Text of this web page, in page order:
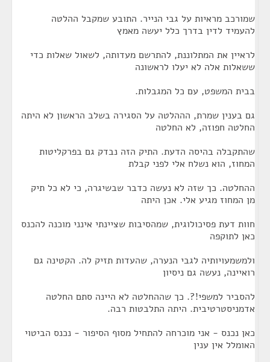
שמורכב מראיות על גבי הנייר. התובע שמקבל ההלטה
להעמיד לדין בדרך כלל יעשה מאמץ
לראיין את המתלוננת, להתרשם מעדותה, לשאול שאלות כדי
ששאלות אלה לא יעלו לראשונה
בבית המשפט, עם כל המגבלות.
גם בענין שמרת, הההלטה על הסגירה בשלב הראשון לא היתה
החלטה חפוזה, לא החלטה
שהתקבלה בהיסה הדעת. התיק הזה נבדק גם בפרקליטות
המחוז, הוא נשלח אלי לפני קבלת
ההחלטה. כך שזה לא נעשה כדבר שבשיגרה, כי לא כל תיק
מן המחוז מגיע אלי. אכן היתה
חוות דעת פסיכולוגית, שמהסיבות שציינתי אינני מוכנה להכנס
כאן לתוקפה
ולמשמעויותיה לגבי הנערה, שהעדות תזיק לה. הקטינה גם
רואיינה, נעשה גם ניסיון
להסביר למשפי!?. כך שההחלטה לא היינה סתם החלטה
אדמניסטרטיבית. היתה התלבטות רבה.
כאן נכנס - אני מוכרחה להתחיל מסוף הסיפור - נכנס הביטוי
האומלל אין ענין